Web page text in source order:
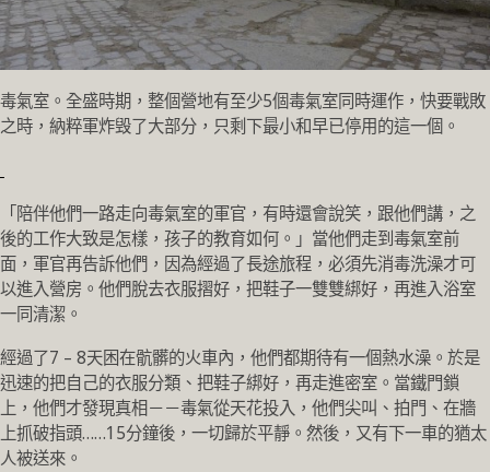
毒氣室。全盛時期，整個營地有至少5個毒氣室同時運作，快要戰敗
之時，納粹軍炸毁了大部分，只剩下最小和早已停用的這一個。
「陪伴他們一路走向毒氣室的軍官，有時還會說笑，跟他們講，之
後的工作大致是怎樣，孩子的教育如何。」當他們走到毒氣室前
面，軍官再告訴他們，因為經過了長途旅程，必須先消毒洗澡才可
以進入營房。他們脫去衣服摺好，把鞋子一雙雙綁好，再進入浴室
一同清潔。
經過了7 – 8天困在骯髒的火車內，他們都期待有一個熱水澡。於是
迅速的把自己的衣服分類、把鞋子綁好，再走進密室。當鐵門鎖
上，他們才發現真相－－毒氣從天花投入，他們尖叫、拍門、在牆
上抓破指頭……15分鐘後，一切歸於平靜。然後，又有下一車的猶太
人被送來。